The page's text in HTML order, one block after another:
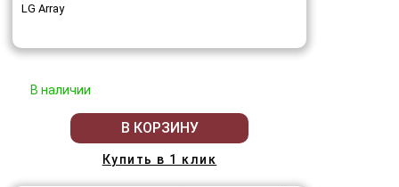
LG Array
В наличии
В КОРЗИНУ
Купить в 1 клик